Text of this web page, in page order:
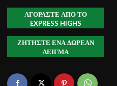
ΑΓΟΡΆΣΤΕ ΑΠΌ ΤΟ
EXPRESS HIGHS
ΖΗΤΉΣΤΕ ΈΝΑ ΔΩΡΕΆΝ
ΔΕΊΓΜΑ